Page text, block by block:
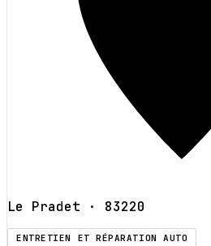
Le Pradet · 83220
ENTRETIEN ET RÉPARATION AUTO